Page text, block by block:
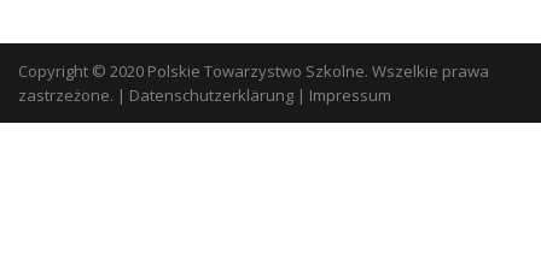
Copyright © 2020 Polskie Towarzystwo Szkolne. Wszelkie prawa
zastrzeżone. | Datenschutzerklärung | Impressum